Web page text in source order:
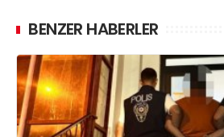
BENZER HABERLER